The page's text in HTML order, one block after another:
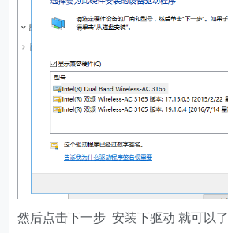
然后点击下一步 安装下驱动 就可以了